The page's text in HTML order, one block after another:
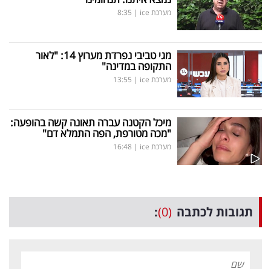
מערכת ice |
8:35
מגי טביבי נפרדת מערוץ 14: "לאור
התקופה במדינה"
מערכת ice |
13:55
מיכל הקטנה עברה תאונה קשה בהופעה:
"מכה מטורפת, הפה התמלא דם"
מערכת ice |
16:48
תגובות לכתבה (0)
: